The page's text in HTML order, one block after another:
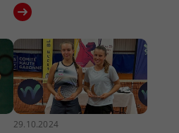
29.10.2024